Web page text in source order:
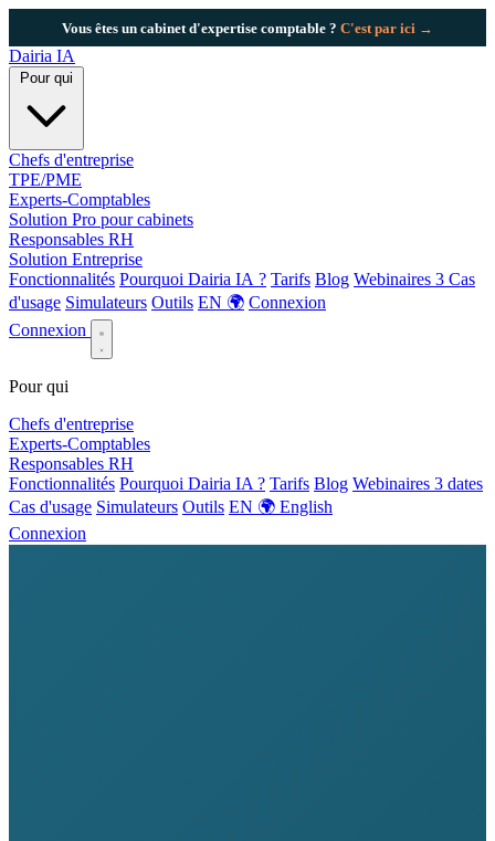
Vous êtes un cabinet d'expertise comptable ? C'est par ici →
Dairia IA
Chefs d'entreprise
TPE/PME
Experts-Comptables
Solution Pro pour cabinets
Responsables RH
Solution Entreprise
Fonctionnalités Pourquoi Dairia IA ? Tarifs Blog Webinaires 3 Cas
d'usage Simulateurs Outils EN 🌍 Connexion
Connexion
Pour qui
Chefs d'entreprise
Experts-Comptables
Responsables RH
Fonctionnalités Pourquoi Dairia IA ? Tarifs Blog Webinaires 3 dates
Cas d'usage Simulateurs Outils EN 🌍 English
Connexion